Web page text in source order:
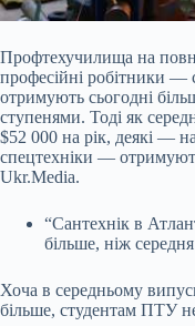
Профтехучилища на
професійні робітники —
отримують сьогодні
ступенями. Тоді як
$52 000 на рік, деякі —
спецтехніки —
Ukr.Media.
“Сантехнік в
більше, ніж
Хоча в середньому
більше, студентам ПТУ